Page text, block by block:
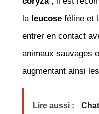
la leucoseféline et
entrer en contact
animaux sauvages
augmentant ainsi les
Lire aussi :